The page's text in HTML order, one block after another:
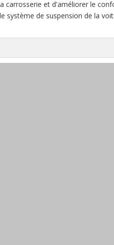
carrosserie et d'améliorer le
système de suspension de la